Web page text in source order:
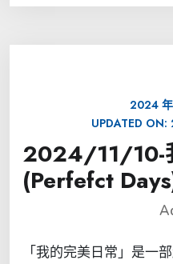
2024 年
UPDATED ON:
2024/11/10-
(Perfefct
「我的完美日常」是一